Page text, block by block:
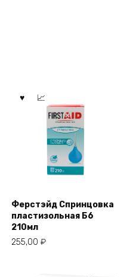
Ферстэйд Спринцовка
пластизольная Б6
210мл
255,00 ₽